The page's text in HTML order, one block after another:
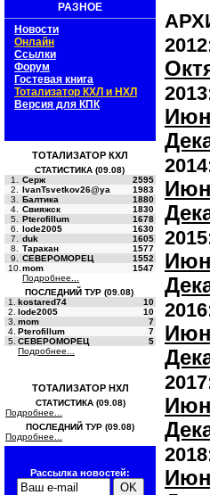
РАЗНОЕ
Новости
Онлайн
Ссылки
Форум
Гостевая книга
Тотализатор КХЛ и НХЛ
Версия для КПК
ТОТАЛИЗАТОР КХЛ
СТАТИСТИКА (09.08)
1.
Серж
2595
2.
IvanTsvetkov26@ya
1983
3.
Балтика
1880
4.
Свияжск
1830
5.
Pterofillum
1678
6.
lode2005
1630
7.
duk
1605
8.
Таракан
1577
9.
СЕВЕРОМОРЕЦ
1552
10. mom
1547
Подробнее...
ПОСЛЕДНИЙ ТУР (09.08)
1.
kostared74
10
2. lode2005
10
3. mom
7
4. Pterofillum
7
5. СЕВЕРОМОРЕЦ
5
Подробнее...
ТОТАЛИЗАТОР НХЛ
СТАТИСТИКА (09.08)
Подробнее...
ПОСЛЕДНИЙ ТУР (09.08)
Подробнее...
Рассылка новостей: